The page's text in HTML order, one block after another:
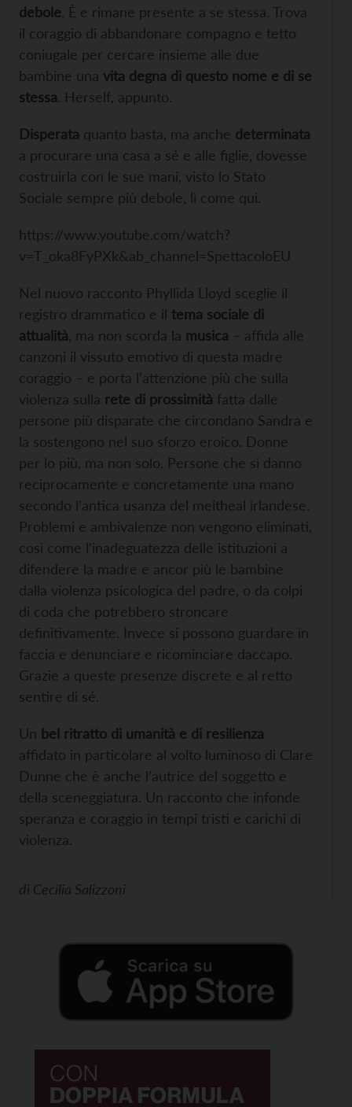
debole. È e rimane presente a se stessa. Trova
il coraggio di abbandonare compagno e tetto
coniugale per cercare insieme alle due
bambine una vita degna di questo nome e di se
stessa. Herself, appunto.
Disperata quanto basta, ma anche determinata
a procurare una casa a sé e alle figlie, dovesse
costruirla con le sue mani, visto lo Stato
Sociale sempre più debole, lì come qui.
https://www.youtube.com/watch?
v=T_oka8FyPXk&ab_channel=SpettacoloEU
Nel nuovo racconto Phyllida Lloyd sceglie il
registro drammatico e il tema sociale di
attualità , ma non scorda la musica – affida alle
canzoni il vissuto emotivo di questa madre
coraggio – e porta l’attenzione più che sulla
violenza sulla rete di prossimità fatta dalle
persone più disparate che circondano Sandra e
la sostengono nel suo sforzo eroico. Donne
per lo più, ma non solo. Persone che si danno
reciprocamente e concretamente una mano
secondo l’antica usanza del meitheal irlandese.
Problemi e ambivalenze non vengono eliminati,
così come l’inadeguatezza delle istituzioni a
difendere la madre e ancor più le bambine
dalla violenza psicologica del padre, o da colpi
di coda che potrebbero stroncare
definitivamente. Invece si possono guardare in
faccia e denunciare e ricominciare daccapo.
Grazie a queste presenze discrete e al retto
sentire di sé.
Un bel ritratto di umanità e di resilienza
affidato in particolare al volto luminoso di Clare
Dunne che è anche l’autrice del soggetto e
della sceneggiatura. Un racconto che infonde
speranza e coraggio in tempi tristi e carichi di
violenza.
di Cecilia Salizzoni